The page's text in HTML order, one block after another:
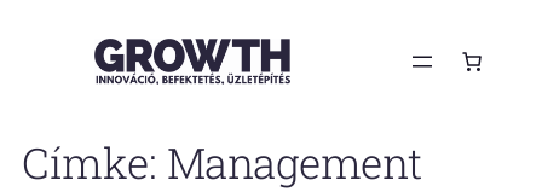
tartalomhoz
Címke: Management